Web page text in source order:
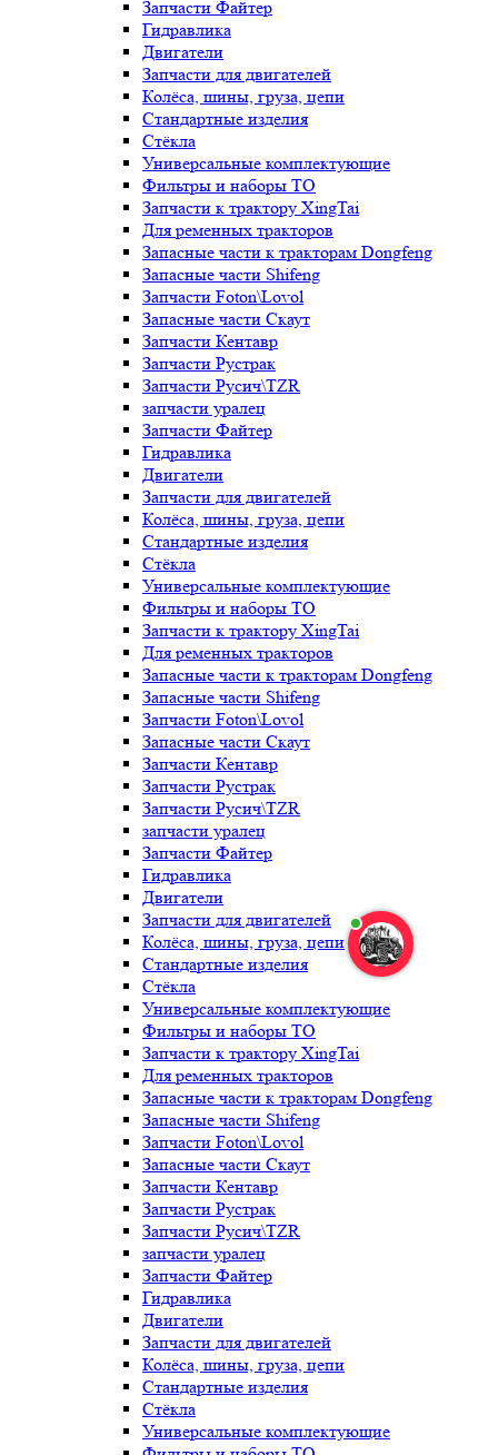
Запчасти Файтер
Гидравлика
Двигатели
Запчасти для двигателей
Колёса, шины, груза, цепи
Стандартные изделия
Стёкла
Универсальные комплектующие
Фильтры и наборы ТО
Запчасти к трактору XingTai
Для ременных тракторов
Запасные части к тракторам Dongfeng
Запасные части Shifeng
Запчасти Foton\Lovol
Запасные части Скаут
Запчасти Кентавр
Запчасти Рустрак
Запчасти Русич\TZR
запчасти уралец
Запчасти Файтер
Гидравлика
Двигатели
Запчасти для двигателей
Колёса, шины, груза, цепи
Стандартные изделия
Стёкла
Универсальные комплектующие
Фильтры и наборы ТО
Запчасти к трактору XingTai
Для ременных тракторов
Запасные части к тракторам Dongfeng
Запасные части Shifeng
Запчасти Foton\Lovol
Запасные части Скаут
Запчасти Кентавр
Запчасти Рустрак
Запчасти Русич\TZR
запчасти уралец
Запчасти Файтер
Гидравлика
Двигатели
Запчасти для двигателей
Колёса, шины, груза, цепи
Стандартные изделия
Стёкла
Универсальные комплектующие
Фильтры и наборы ТО
Запчасти к трактору XingTai
Для ременных тракторов
Запасные части к тракторам Dongfeng
Запасные части Shifeng
Запчасти Foton\Lovol
Запасные части Скаут
Запчасти Кентавр
Запчасти Рустрак
Запчасти Русич\TZR
запчасти уралец
Запчасти Файтер
Гидравлика
Двигатели
Запчасти для двигателей
Колёса, шины, груза, цепи
Стандартные изделия
Стёкла
Универсальные комплектующие